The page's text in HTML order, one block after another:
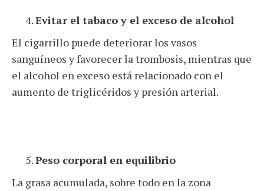
Evitar el tabaco y el exceso de alcohol
El cigarrillo puede deteriorar los vasos
sanguíneos y favorecer la trombosis, mientras que
el alcohol en exceso está relacionado con el
aumento de triglicéridos y presión arterial.
Peso corporal en equilibrio
La grasa acumulada, sobre todo en la zona